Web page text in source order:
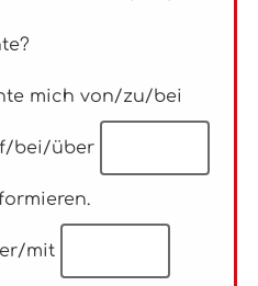
mich von/zu/bei
bei/über
mit